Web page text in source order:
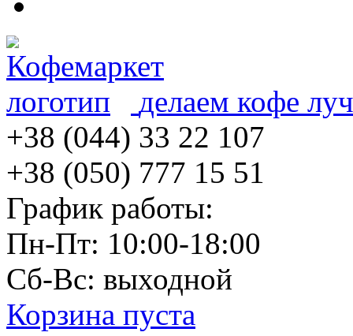
делаем кофе
+38 (044) 33 22 107
+38 (050) 777 15 51
График работы:
Пн-Пт: 10:00-18:00
Сб-Вс: выходной
Корзина пуста